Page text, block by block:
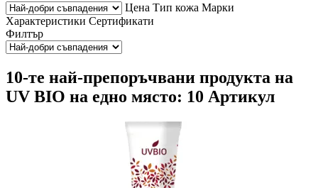
Цена Тип кожа Марки
Характеристики Сертификати
Филтър
10-те най-препоръчвани продукта на
UV BIO на едно място: 10 Артикул